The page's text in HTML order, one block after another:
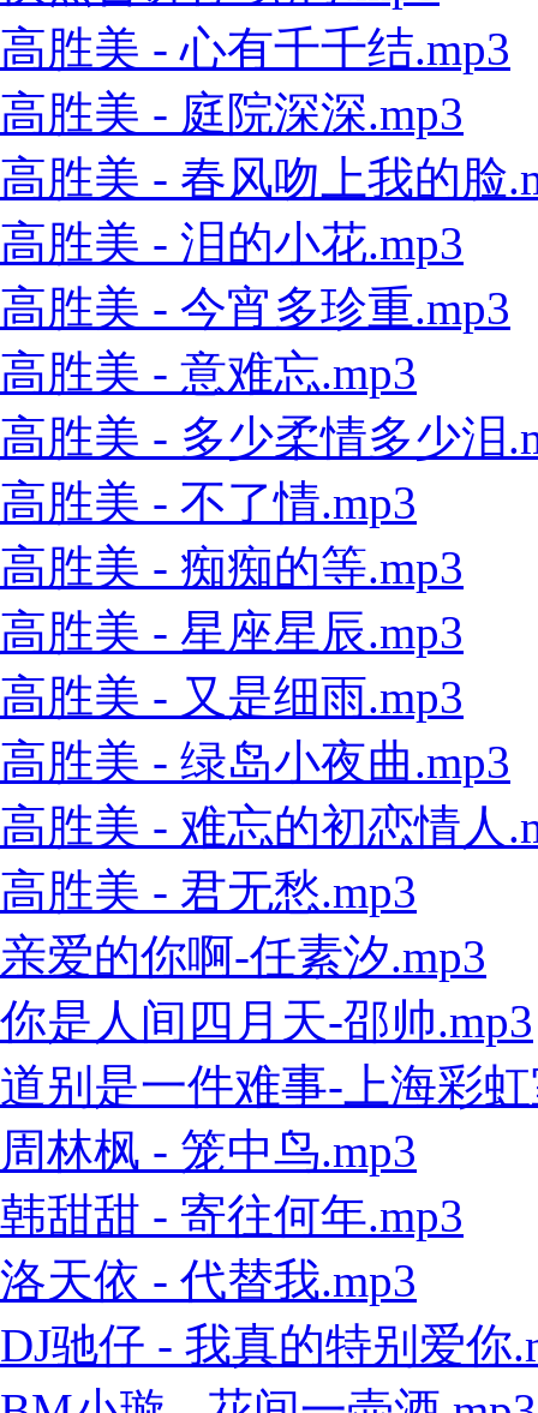
高胜美 - 心有千千结.mp3
高胜美 - 庭院深深.mp3
高胜美 - 春风吻上我的脸
高胜美 - 泪的小花.mp3
高胜美 - 今宵多珍重.mp3
高胜美 - 意难忘.mp3
高胜美 - 多少柔情多少泪
高胜美 - 不了情.mp3
高胜美 - 痴痴的等.mp3
高胜美 - 星座星辰.mp3
高胜美 - 又是细雨.mp3
高胜美 - 绿岛小夜曲.mp3
高胜美 - 难忘的初恋情人
高胜美 - 君无愁.mp3
亲爱的你啊-任素汐.mp3
你是人间四月天-邵帅.mp3
道别是一件难事-上海彩
周林枫 - 笼中鸟.mp3
韩甜甜 - 寄往何年.mp3
洛天依 - 代替我.mp3
DJ驰仔 - 我真的特别爱你